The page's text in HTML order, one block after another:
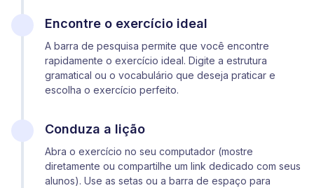
Encontre o exercício ideal
A barra de pesquisa permite que você encontre
rapidamente o exercício ideal. Digite a estrutura
gramatical ou o vocabulário que deseja praticar e
escolha o exercício perfeito.
Conduza a lição
Abra o exercício no seu computador (mostre
diretamente ou compartilhe um link dedicado com seus
alunos). Use as setas ou a barra de espaço para